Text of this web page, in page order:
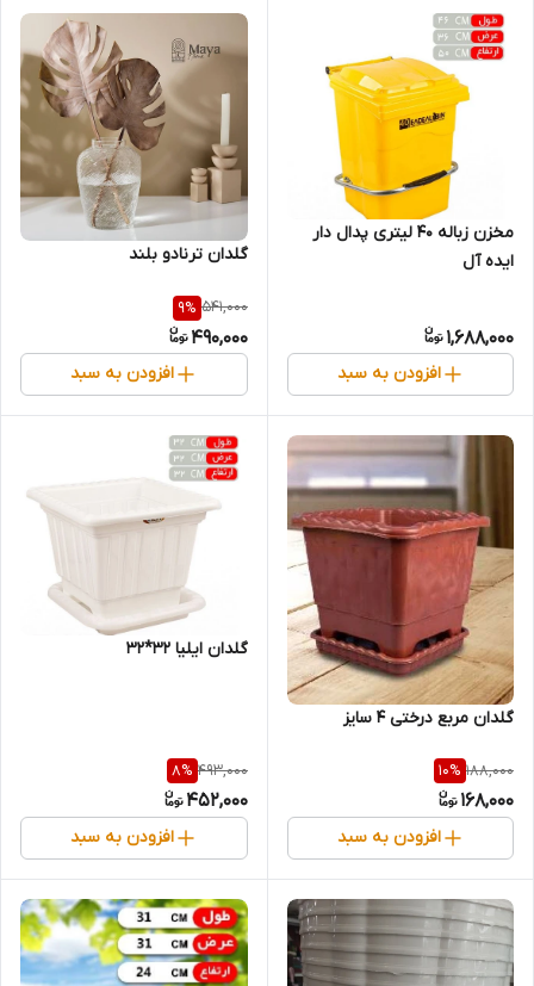
مخزن زباله 40 لیتری پدال دار
ایده آل
1,688,000
افزودن به سبد
گلدان ترنادو بلند
541,000
9%
490,000
افزودن به سبد
گلدان مربع درختی 4 سایز
188,000
10%
168,000
افزودن به سبد
گلدان ایلیا 32*32
493,000
8%
452,000
افزودن به سبد